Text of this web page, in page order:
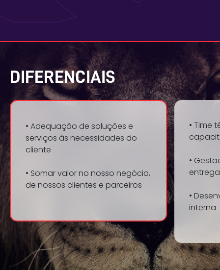
DIFERENCIAIS
• Adequação de soluções e
serviços às necessidades do
cliente
• Somar valor no nosso negócio,
de nossos clientes e parceiros
• Time
•
•
interna